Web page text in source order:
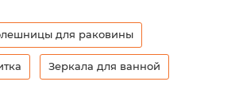
для раковины
Зеркала для ванной